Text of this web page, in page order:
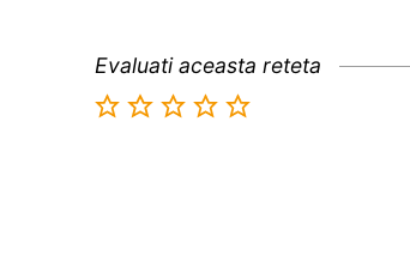
Evaluati aceasta reteta